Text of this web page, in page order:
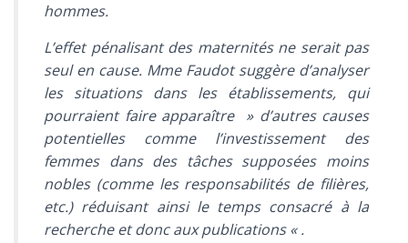
hommes.
L’effet pénalisant des maternités ne serait pas
seul en cause. Mme Faudot suggère d’analyser
les situations dans les établissements, qui
pourraient faire apparaître » d’autres causes
potentielles comme l’investissement des
femmes dans des tâches supposées moins
nobles (comme les responsabilités de filières,
etc.) réduisant ainsi le temps consacré à la
recherche et donc aux publications «.